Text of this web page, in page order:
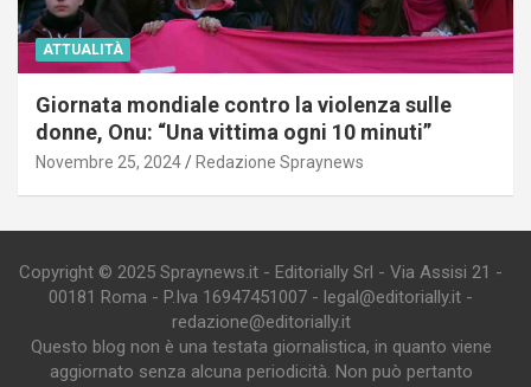
ATTUALITÀ
Giornata mondiale contro la violenza sulle
donne, Onu: “Una vittima ogni 10 minuti”
Novembre 25, 2024 Redazione Spraynews
Copyright © 2025 Spraynews.it - Editorially Srl - Via Assisi 21 -
00181 Roma - P.Iva 16947451007 - legal@editorially.it -
redazione@editorially.it
Questo blog non è una testata giornalistica, in quanto viene
aggiornato senza alcuna periodicità. Non può pertanto